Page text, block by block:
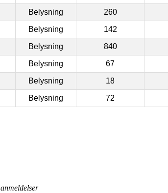
Belysning 260
Belysning 142
Belysning 840
Belysning 67
Belysning 18
Belysning 72
anmeldelser